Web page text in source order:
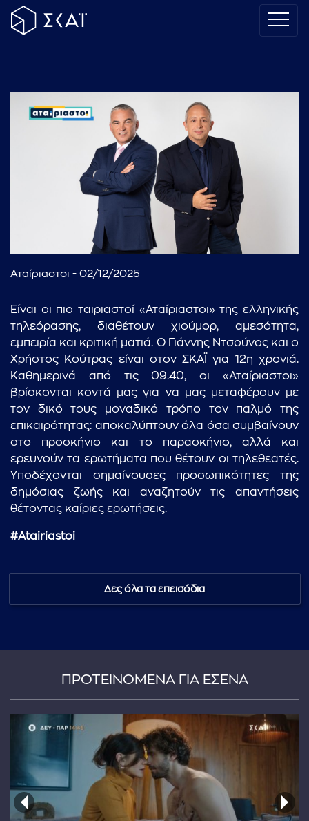
Αταίριαστοι - 02/12/2025
Είναι οι πιο ταιριαστοί «Αταίριαστοι» της ελληνικής
τηλεόρασης, διαθέτουν χιούμορ, αμεσότητα,
εμπειρία και κριτική ματιά. Ο Γιάννης Ντσούνος και ο
Χρήστος Κούτρας είναι στον ΣΚΑΪ για 12η χρονιά.
Καθημερινά από τις 09.40, οι «Αταίριαστοι»
βρίσκονται κοντά μας για να μας μεταφέρουν με
τον δικό τους μοναδικό τρόπο τον παλμό της
επικαιρότητας: αποκαλύπτουν όλα όσα συμβαίνουν
στο προσκήνιο και το παρασκήνιο, αλλά και
ερευνούν τα ερωτήματα που θέτουν οι τηλεθεατές.
Υποδέχονται σημαίνουσες προσωπικότητες της
δημόσιας ζωής και αναζητούν τις απαντήσεις
θέτοντας καίριες ερωτήσεις.
#Atairiastoi
Δες όλα τα επεισόδια
ΠΡΟΤΕΙΝΟΜΕΝΑ ΓΙΑ ΕΣΕΝΑ